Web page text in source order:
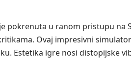
pokrenuta u ranom pristupu na
Ovaj impresivni
Estetika igre nosi distopijske